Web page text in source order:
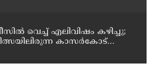
വെച്ച് എലിവിഷം കഴിച്ചു;
കാസര്‍കോട്